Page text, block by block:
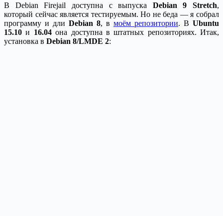
В Debian Firejail доступна с выпуска Debian 9 Stretch,
который сейчас является тестируемым. Но не беда — я собрал
программу и дли Debian 8, в моём репозитории. В Ubuntu
15.10 и 16.04она доступна в штатных репозиториях. Итак,
установка в Debian 8/LMDE 2: